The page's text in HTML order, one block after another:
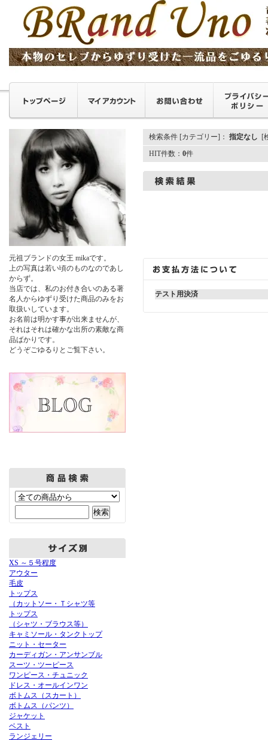
元祖ブランドの女王 mikaです。
上の写真は若い頃のものなのであし
からず。
当店では、私のお付き合いのある著
名人からゆずり受けた商品のみをお
取扱いしています。
お名前は明かす事が出来ませんが、
それはそれは確かな出所の素敵な商
品ばかりです。
どうぞごゆるりとご覧下さい。
XS ～５号程度
アウター
毛皮
トップス
（カットソー・Ｔシャツ等
トップス
（シャツ・ブラウス等）
キャミソール・タンクトップ
ニット・セーター
カーディガン・アンサンブル
スーツ・ツーピース
ワンピース・チュニック
ドレス・オールインワン
ボトムス（スカート）
ボトムス（パンツ）
ジャケット
ベスト
ランジェリー
検索条件 [カテゴリー]： 指定なし [
HIT件数： 0件
テスト用決済